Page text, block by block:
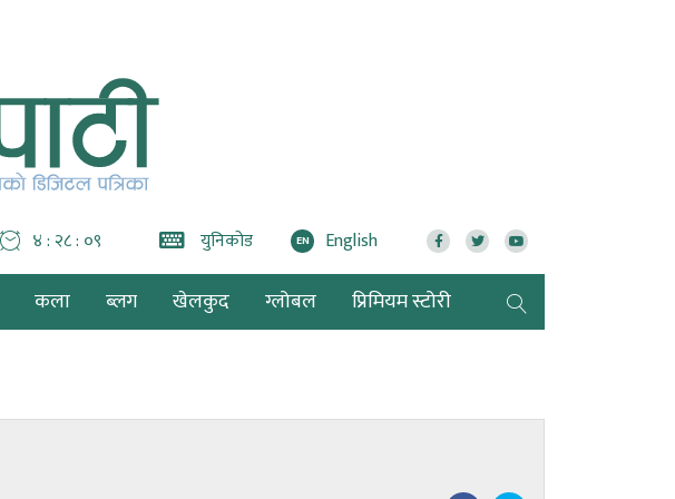
४ : २८ : ०९ युनिकोड EN English
कला ब्लग खेलकुद ग्लोबल प्रिमियम स्टोरी